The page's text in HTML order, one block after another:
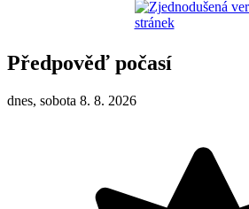
Předpověď počasí
dnes, sobota 8. 8. 2026